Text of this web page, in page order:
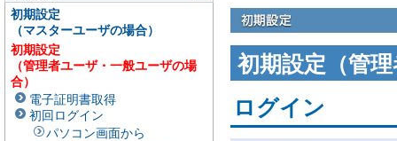
初期設定
（マスターユーザの場合）
初期設定
（管理者ユーザ・一般ユーザの場
合）
電子証明書取得
初回ログイン
パソコン画面から
初期設定（管
ログイン